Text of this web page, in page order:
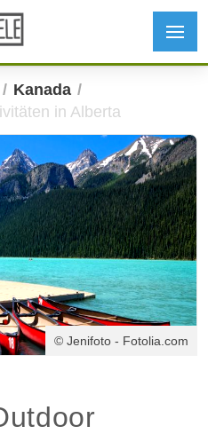
Kanada
in Alberta
© Jenifoto - Fotolia.com